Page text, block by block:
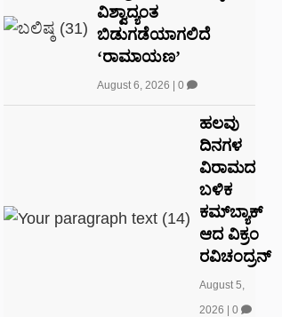
ವಿಶ್ವಾದ್ಯಂತ
ಬಿಡುಗಡೆಯಾಗಲಿದೆ
‘ರಾಮಾಯಣ’
August 6, 2026 0
ಹಲವು
ದಿನಗಳ
ವಿರಾಮದ
ಬಳಿಕ
ಕಮ್‌ಬ್ಯಾಕ್
ಆದ ವಿಕ್ರಂ
ರವಿಚಂದ್ರನ್
August 5,
2026
0